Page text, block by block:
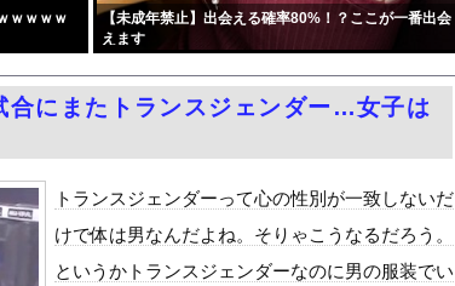
キムチ」あと3つは？
！結局、脱ぐしかないｗｗｗｗ
が中出し解禁
左翼さん、流石にキモすぎて炎上
わずに無料で読む方法│五梅
タイムズ会員にアンケート
力放流」中国都市「三峡沿線の道路水没」中国政...
ｗｗｗｗ
【未成年禁止】出会える確率80%！？ここが一番出会
えます
合にまたトランスジェンダー…女子は
トランスジェンダーって心の性別が一致しないだ
けで体は男なんだよね。そりゃこうなるだろう。
というかトランスジェンダーなのに男の服装でい